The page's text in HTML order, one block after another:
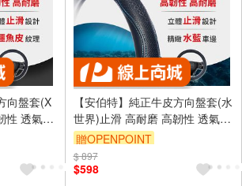
向盤套(X
性 透氣吸
【安伯特】純正牛皮方向盤套(水
世界)止滑 高耐磨 高韌性 透氣吸
汗
贈OPENPOINT
$ 897
$598